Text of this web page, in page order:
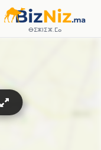
ⴱⵉⵣⵏⵉⵣ.ⵎⴰ